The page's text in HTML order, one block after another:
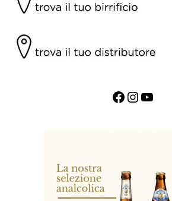
Facebook InstagramYouTube